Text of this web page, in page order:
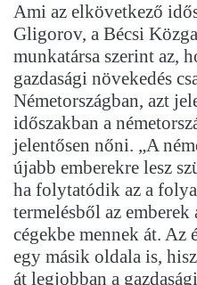
Ami az elkövetkező
Gligorov, a Bécsi
munkatársa szerint az,
gazdasági növekedés
Németországban, azt
időszakban a
jelentősen nőni. „A
újabb emberekre lesz
ha folytatódik az a
termelésből az
cégekbe mennek át. Az
egy másik oldala is,
át legjobban a